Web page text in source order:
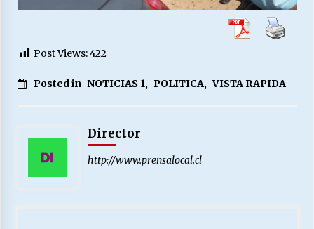
Post Views:422
Posted in NOTICIAS 1, POLITICA, VISTA RAPIDA
Director
http://www.prensalocal.cl